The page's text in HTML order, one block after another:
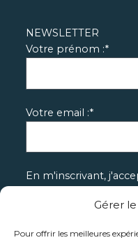
Gérer
Pour offrir les meilleures
NEWSLETTER
Votre prénom :*
Votre email :*
En m'inscrivant,